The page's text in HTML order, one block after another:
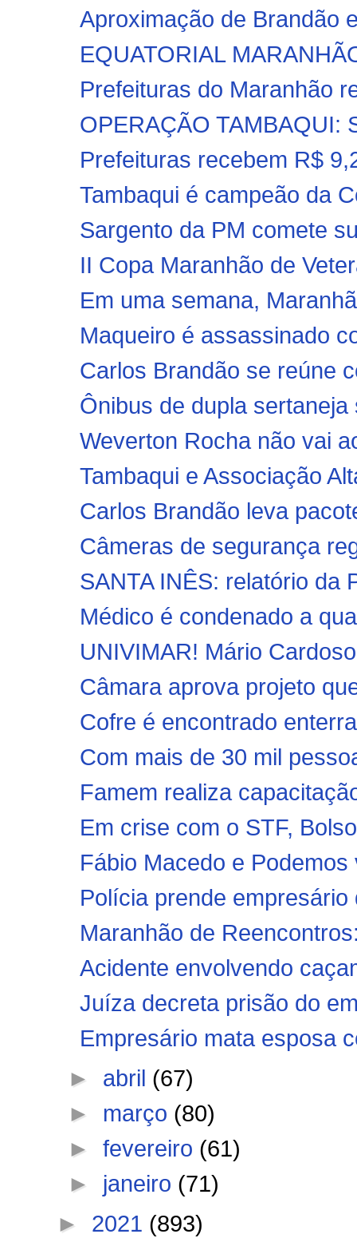
Aproximação de Brandão
EQUATORIAL
Prefeituras do Maranhão
OPERAÇÃO TAMBAQUI:
Prefeituras recebem R$
Tambaqui é campeão da
Sargento da PM comete
II Copa Maranhão de
Em uma semana,
Maqueiro é assassinado
Carlos Brandão se reúne
Ônibus de dupla
Weverton Rocha não vai
Tambaqui e Associação
Carlos Brandão leva
Câmeras de segurança
SANTA INÊS: relatório da
Médico é condenado a
UNIVIMAR! Mário
Câmara aprova projeto
Cofre é encontrado
Com mais de 30 mil
Famem realiza
Em crise com o STF,
Fábio Macedo e
Polícia prende
Maranhão de
Acidente envolvendo
Juíza decreta prisão do
Empresário mata esposa
► abril (67)
► março (80)
►fevereiro (61)
► janeiro (71)
► 2021 (893)